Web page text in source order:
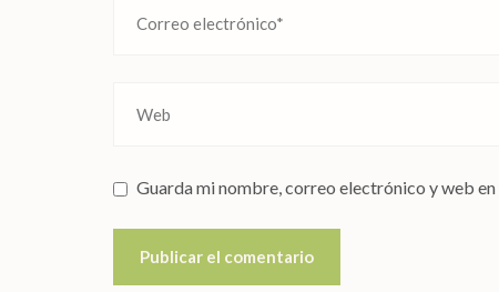
Guarda mi nombre, correo electrónico y web